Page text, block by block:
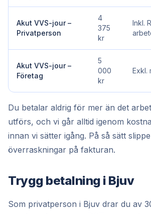
Akut VVS-jour –
Privatperson
4
375
kr
Inkl.
Akut VVS-jour –
Företag
5
000
kr
Exkl.
Du betalar aldrig för mer än det
utförs, och vi går alltid igenom
innan vi sätter igång. På så sätt
överraskningar på fakturan.
Trygg betalning i Bjuv
Som privatperson i Bjuv drar du av